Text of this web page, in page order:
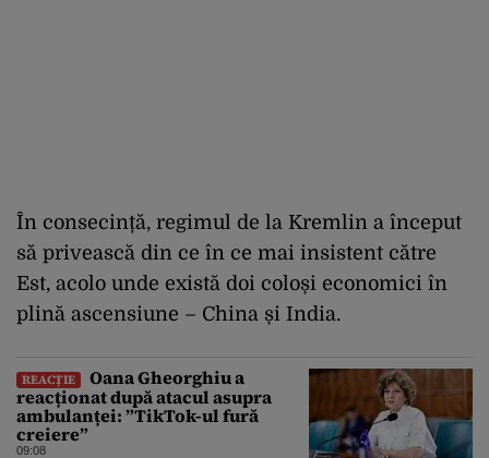
În consecință, regimul de la Kremlin a început
să privească din ce în ce mai insistent către
Est, acolo unde există doi coloși economici în
plină ascensiune – China și India.
REACȚIE
Oana Gheorghiu a
reacționat după atacul asupra
ambulanței: ”TikTok-ul fură
creiere”
09:08